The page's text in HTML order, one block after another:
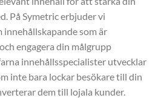
På Symetric erbjuder vi
som är
engagera din målgrupp
innehållsspecialister utvecklar
inte bara lockar besökare till din
dem till lojala kunder.